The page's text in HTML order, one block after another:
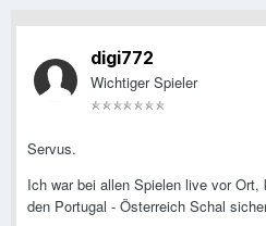
digi772
Wichtiger Spieler
Servus.
Ich war bei allen Spielen live vor
den Portugal - Österreich Schal